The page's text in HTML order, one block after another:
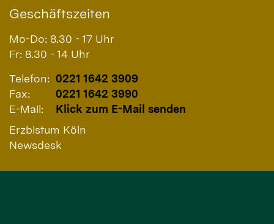
Geschäftszeiten
Mo-Do: 8.30 - 17 Uhr
Fr: 8.30 - 14 Uhr
Telefon: 0221 1642 3909
Fax:
0221 1642 3990
E-Mail:
Klick zum E-Mail senden
Erzbistum Köln
Newsdesk